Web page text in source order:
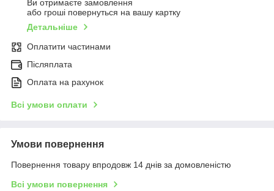
Ви отримаєте замовлення
або гроші повернуться на вашу картку
Детальніше
Оплатити частинами
Післяплата
Оплата на рахунок
Всі умови оплати
Умови повернення
Повернення товару впродовж 14 днів за домовленістю
Всі умови повернення